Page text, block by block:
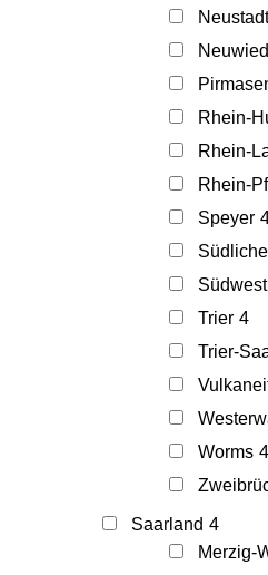
Neuwied
Rhein-
Rhein-
Rhein-
Speyer
Trier 4
Trier-
Worms 4
Saarland 4
Merzig-